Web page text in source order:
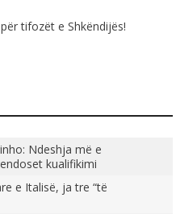
tifozët e Shkëndijës!
Ndeshja më e
kualifikimi
e Italisë, ja tre “të